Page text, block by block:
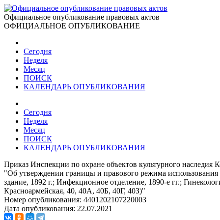
Официальное опубликование правовых актов
ОФИЦИАЛЬНОЕ ОПУБЛИКОВАНИЕ
Сегодня
Неделя
Месяц
ПОИСК
КАЛЕНДАРЬ ОПУБЛИКОВАНИЯ
Сегодня
Неделя
Месяц
ПОИСК
КАЛЕНДАРЬ ОПУБЛИКОВАНИЯ
Приказ Инспекции по охране объектов культурного наследия
"Об утверждении границы и правового режима использования
здание, 1892 г.; Инфекционное отделение, 1890-е гг.;
Красноармейская, 40, 40А, 40Б, 40Г, 40З)"
Номер опубликования: 4401202107220003
Дата опубликования: 22.07.2021